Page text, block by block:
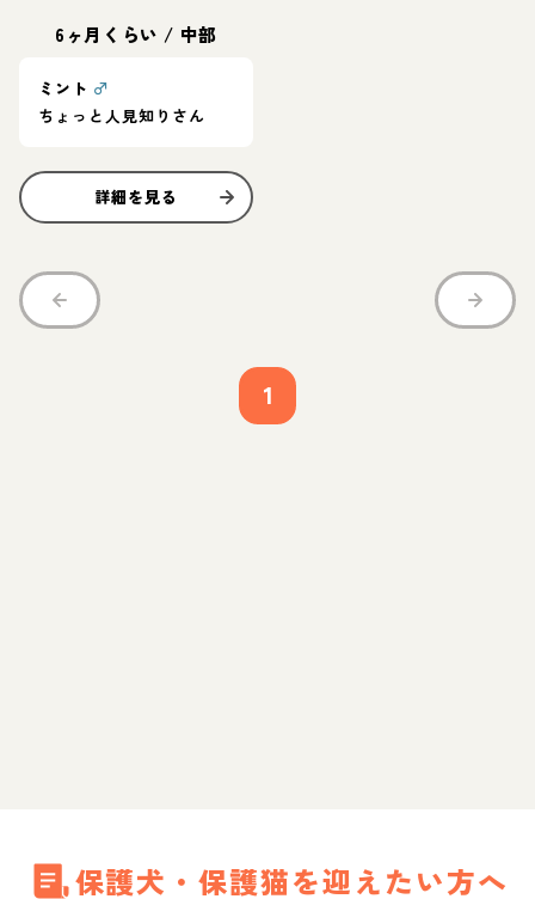
6ヶ月くらい / 中部
ミント ♂
ちょっと人見知りさん
詳細を見る
1
保護犬・保護猫を迎えたい方へ